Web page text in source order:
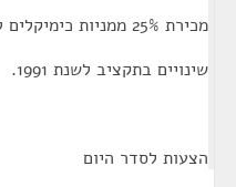
מכירת 25% ממניות כימיקלים לישראל בע"מ
שינויים בתקציב לשנת 1991.
הצעות לסדר היום